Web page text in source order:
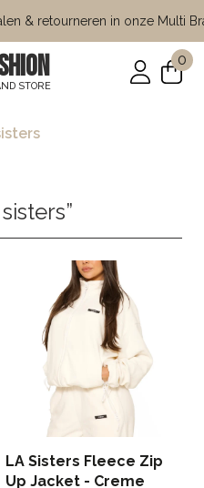
& retourneren in onze Multi
STORE
0
LA Sisters Fleece Zip
Up Jacket - Creme